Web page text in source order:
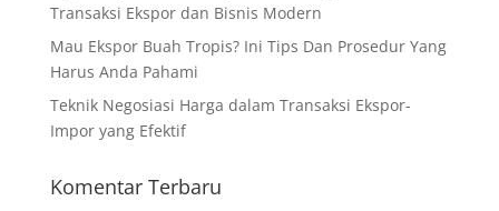
Transaksi Ekspor dan Bisnis Modern
Mau Ekspor Buah Tropis? Ini Tips Dan Prosedur Yang
Harus Anda Pahami
Teknik Negosiasi Harga dalam Transaksi Ekspor-
Impor yang Efektif
Komentar Terbaru